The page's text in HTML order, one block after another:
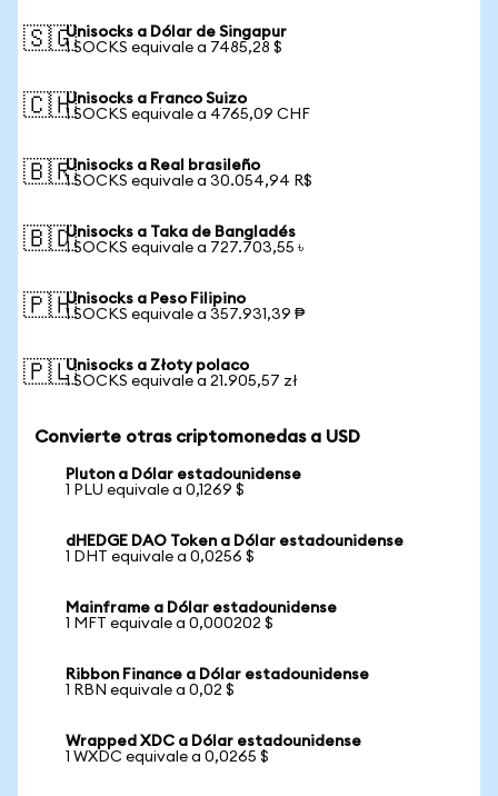
🇸🇬Unisocks a Dólar de Singapur
1 SOCKS equivale a 7485,28 $
🇨🇭Unisocks a Franco Suizo
1 SOCKS equivale a 4765,09 CHF
🇧🇷Unisocks a Real brasileño
1 SOCKS equivale a 30.054,94 R$
🇧🇩Unisocks a Taka de Bangladés
1 SOCKS equivale a 727.703,55 ৳
🇵🇭Unisocks a Peso Filipino
1 SOCKS equivale a 357.931,39 ₱
🇵🇱Unisocks a Złoty polaco
1 SOCKS equivale a 21.905,57 zł
Convierte otras criptomonedas a USD
Pluton a Dólar estadounidense
1 PLU equivale a 0,1269 $
dHEDGE DAO Token a Dólar estadounidense
1 DHT equivale a 0,0256 $
Mainframe a Dólar estadounidense
1 MFT equivale a 0,000202 $
Ribbon Finance a Dólar estadounidense
1 RBN equivale a 0,02 $
Wrapped XDC a Dólar estadounidense
1 WXDC equivale a 0,0265 $